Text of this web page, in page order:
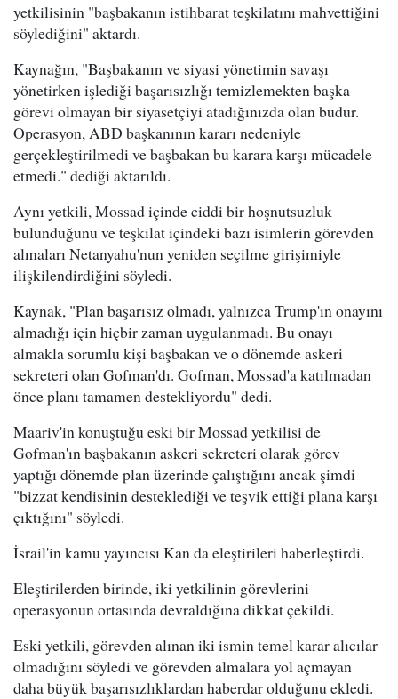
yetkilisinin "başbakanın istihbarat teşkilatını mahvettiğini
söylediğini" aktardı.
Kaynağın, "Başbakanın ve siyasi yönetimin savaşı
yönetirken işlediği başarısızlığı temizlemekten başka
görevi olmayan bir siyasetçiyi atadığınızda olan budur.
Operasyon, ABD başkanının kararı nedeniyle
gerçekleştirilmedi ve başbakan bu karara karşı mücadele
etmedi." dediği aktarıldı.
Aynı yetkili, Mossad içinde ciddi bir hoşnutsuzluk
bulunduğunu ve teşkilat içindeki bazı isimlerin görevden
almaları Netanyahu'nun yeniden seçilme girişimiyle
ilişkilendirdiğini söyledi.
Kaynak, "Plan başarısız olmadı, yalnızca Trump'ın onayını
almadığı için hiçbir zaman uygulanmadı. Bu onayı
almakla sorumlu kişi başbakan ve o dönemde askeri
sekreteri olan Gofman'dı. Gofman, Mossad'a katılmadan
önce planı tamamen destekliyordu" dedi.
Maariv'in konuştuğu eski bir Mossad yetkilisi de
Gofman'ın başbakanın askeri sekreteri olarak görev
yaptığı dönemde plan üzerinde çalıştığını ancak şimdi
"bizzat kendisinin desteklediği ve teşvik ettiği plana karşı
çıktığını" söyledi.
İsrail'in kamu yayıncısı Kan da eleştirileri haberleştirdi.
Eleştirilerden birinde, iki yetkilinin görevlerini
operasyonun ortasında devraldığına dikkat çekildi.
Eski yetkili, görevden alınan iki ismin temel karar alıcılar
olmadığını söyledi ve görevden almalara yol açmayan
daha büyük başarısızlıklardan haberdar olduğunu ekledi.